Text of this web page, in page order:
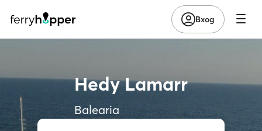
Вход
Hedy Lamarr
Balearia